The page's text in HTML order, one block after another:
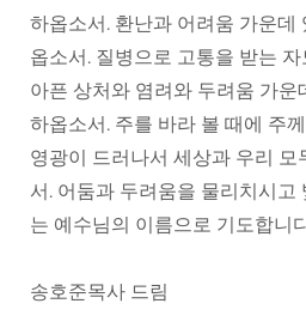
하옵소서. 환난과 어려움 가운데
옵소서. 질병으로 고통을 받는
아픈 상처와 염려와 두려움 가운
하옵소서. 주를 바라 볼 때에 주
영광이 드러나서 세상과 우리 모
서. 어둠과 두려움을 물리치시고
는 예수님의 이름으로 기도합니
송호준목사 드림